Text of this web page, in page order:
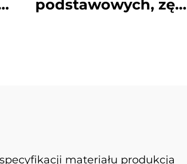
podstawowych, zęby
materiału produkcja